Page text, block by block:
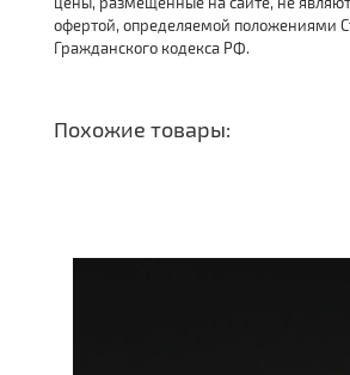
офертой, определяемой положениями
Гражданского кодекса РФ.
Похожие товары: